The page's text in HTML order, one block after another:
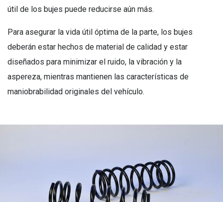
útil de los bujes puede reducirse aún más.
Para asegurar la vida útil óptima de la parte, los bujes
deberán estar hechos de material de calidad y estar
diseñados para minimizar el ruido, la vibración y la
aspereza, mientras mantienen las características de
maniobrabilidad originales del vehículo.